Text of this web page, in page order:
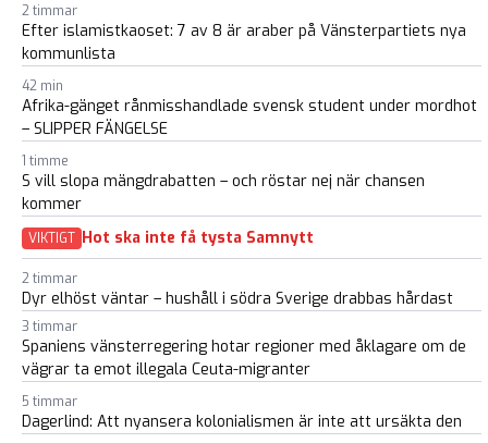
2 timmar
Efter islamistkaoset: 7 av 8 är araber på Vänsterpartiets nya
kommunlista
42 min
Afrika-gänget rånmisshandlade svensk student under mordhot
– SLIPPER FÄNGELSE
1 timme
S vill slopa mängdrabatten – och röstar nej när chansen
kommer
VIKTIGT Hot ska inte få tysta Samnytt
2 timmar
Dyr elhöst väntar – hushåll i södra Sverige drabbas hårdast
3 timmar
Spaniens vänsterregering hotar regioner med åklagare om de
vägrar ta emot illegala Ceuta-migranter
5 timmar
Dagerlind: Att nyansera kolonialismen är inte att ursäkta den